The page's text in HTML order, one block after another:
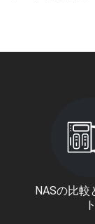
NASの比較
ト